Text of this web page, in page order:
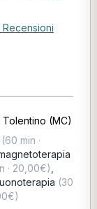
Recensioni
(MC)
(60 min ·
· 20,00€)
(30